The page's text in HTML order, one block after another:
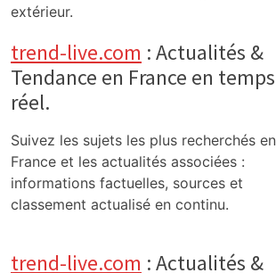
extérieur.
trend-live.com : Actualités &
Tendance en France en temps
réel.
Suivez les sujets les plus recherchés en
France et les actualités associées :
informations factuelles, sources et
classement actualisé en continu.
trend-live.com : Actualités &